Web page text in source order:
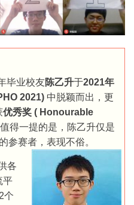
毕业校友陈乙升于2021年
2021) 中脱颖而出，更
优秀奖 ( Honourable
得一提的是，陈乙升仅是
参赛者，表现不俗。
各
平
个